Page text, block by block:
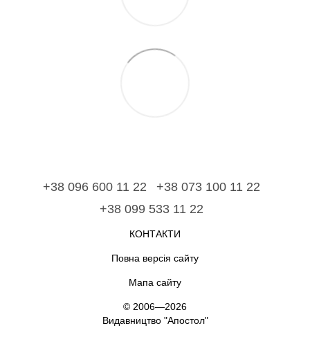
+38 096 600 11 22
+38 073 100 11 22
+38 099 533 11 22
КОНТАКТИ
Повна версія сайту
Мапа сайту
© 2006—2026
Видавництво "Апостол"